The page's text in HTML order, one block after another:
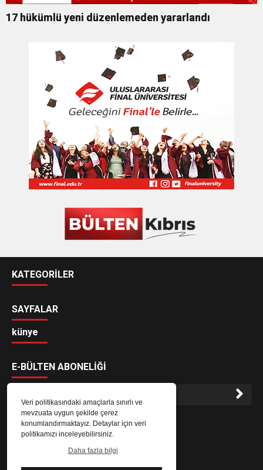
Veri politikasındaki amaçlarla sınırlı ve
mevzuata uygun şekilde çerez
konumlandırmaktayız. Detaylar için veri
politikamızı inceleyebilirsiniz.
Daha fazla bilgi
17 hükümlü yeni düzenlemeden yararlandı
KATEGORİLER
SAYFALAR
künye
E-BÜLTEN ABONELİĞİ
E-Bülten aboneliği ile haberlere daha hızlı erişin.